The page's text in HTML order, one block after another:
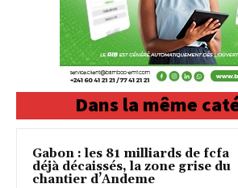
Dans la même
Gabon : les 81 milliards de fcfa
déjà décaissés, la zone grise du
chantier d’Andeme